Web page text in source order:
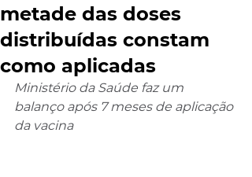
metade das doses
distribuídas constam
como aplicadas
Ministério da Saúde faz um
balanço após 7 meses de aplicação
da vacina